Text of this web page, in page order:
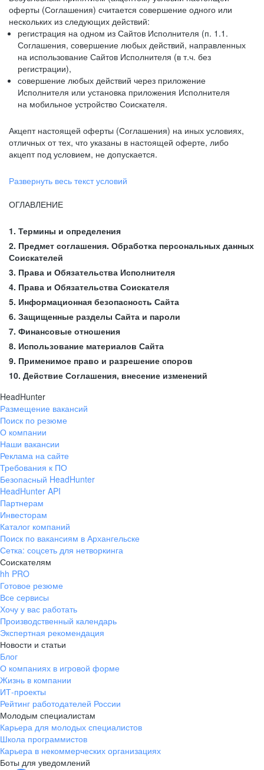
оферты (Соглашения) считается совершение одного или
нескольких из следующих действий:
регистрация на одном из Сайтов Исполнителя (п. 1.1.
Соглашения, совершение любых действий, направленных
на использование Сайтов Исполнителя (в т.ч. без
регистрации),
совершение любых действий через приложение
Исполнителя или установка приложения Исполнителя
на мобильное устройство Соискателя.
Акцепт настоящей оферты (Соглашения) на иных условиях,
отличных от тех, что указаны в настоящей оферте, либо
акцепт под условием, не допускается.
Развернуть весь текст условий
ОГЛАВЛЕНИЕ
1. Термины и определения
2. Предмет соглашения. Обработка персональных данных
Соискателей
3. Права и Обязательства Исполнителя
4. Права и Обязательства Соискателя
5. Информационная безопасность Сайта
6. Защищенные разделы Сайта и пароли
7. Финансовые отношения
8. Использование материалов Сайта
9. Применимое право и разрешение споров
10. Действие Соглашения, внесение изменений
HeadHunter
Размещение вакансий
Поиск по резюме
О компании
Наши вакансии
Реклама на сайте
Требования к ПО
Безопасный HeadHunter
HeadHunter API
Партнерам
Инвесторам
Каталог компаний
Поиск по вакансиям в Архангельске
Сетка: соцсеть для нетворкинга
Соискателям
hh PRO
Готовое резюме
Все сервисы
Хочу у вас работать
Производственный календарь
Экспертная рекомендация
Новости и статьи
Блог
О компаниях в игровой форме
Жизнь в компании
ИТ-проекты
Рейтинг работодателей России
Молодым специалистам
Карьера для молодых специалистов
Школа программистов
Карьера в некоммерческих организациях
Боты для уведомлений